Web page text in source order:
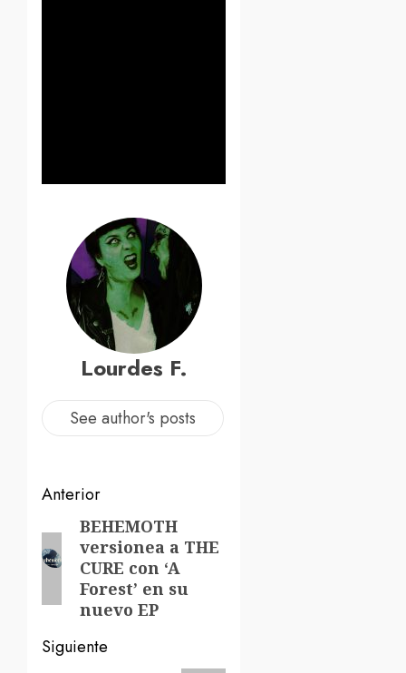
Lourdes F.
See author's posts
Navegación
de
entradas
Anterior
Entrada
anterior:
BEHEMOTH
versionea a THE
CURE con ‘A
Forest’ en su
nuevo EP
Siguiente